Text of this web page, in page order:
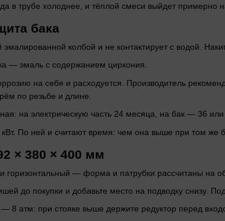
в трубе холоднее, и тёплой смеси выйдет примерно
бака
эмалированной колбой и не контактирует с водой.
— эмаль с содержанием циркония.
на себя и расходуется. Производитель
по резьбе и длине.
на электрическую часть 24 месяца, на бак — 36
По ней и считают время: чем она выше при том же
× 380 × 400 мм
горизонтальный — форма и патрубки рассчитаны на
до покупки и добавьте место на подводку снизу.
8 атм: при стояке выше держите редуктор перед